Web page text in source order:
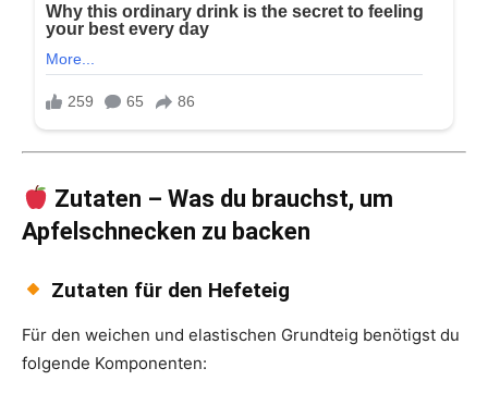
Zutaten – Was du brauchst, um
Apfelschnecken zu backen
Zutaten für den Hefeteig
Für den weichen und elastischen Grundteig benötigst du
folgende Komponenten: